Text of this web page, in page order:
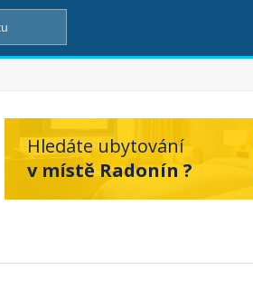
Hledáte ubytování
v místě Radonín ?